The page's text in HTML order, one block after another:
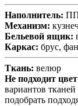
Наполнитель:
Механизм:
Бельевой ящик:
Каркас: брус,
Ткань: велюр
Не подходит
вариантов
подобрать